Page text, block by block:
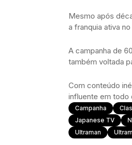
Mesmo após
a franquia ativa
A campanha de
também voltada
Com conteúdo
influente em todo
Campanha
Japanese TV
Ultraman